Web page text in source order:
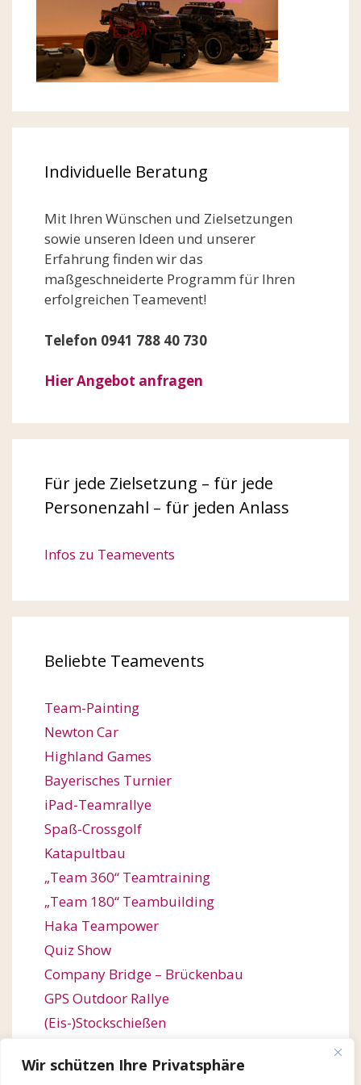
Wir schützen Ihre Privatsphäre
Individuelle Beratung
Mit Ihren Wünschen und Zielsetzungen
sowie unseren Ideen und unserer
Erfahrung finden wir das
maßgeschneiderte Programm für Ihren
erfolgreichen Teamevent!
Telefon 0941 788 40 730
Hier Angebot anfragen
Für jede Zielsetzung – für jede
Personenzahl – für jeden Anlass
Infos zu Teamevents
Beliebte Teamevents
Team-Painting
Newton Car
Highland Games
Bayerisches Turnier
iPad-Teamrallye
Spaß-Crossgolf
Katapultbau
„Team 360“ Teamtraining
„Team 180“ Teambuilding
Haka Teampower
Quiz Show
Company Bridge – Brückenbau
GPS Outdoor Rallye
(Eis-)Stockschießen
Orienteering / Orientierungswanderung